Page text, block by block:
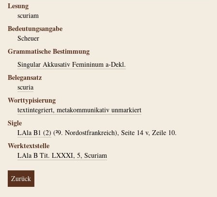
Lesung
scuriam
Bedeutungsangabe
Scheuer
Grammatische Bestimmung
Singular Akkusativ Femininum a-Dekl.
Belegansatz
scuria
Worttypisierung
textintegriert, metakommunikativ unmarkiert
Sigle
LAla B1 (2) (²9. Nordostfrankreich), Seite 14 v, Zeile 10.
Werktextstelle
LAla B Tit. LXXXI, 5, Scuriam
Zurück